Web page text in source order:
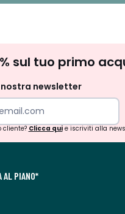
sul tuo primo
newsletter
cliente? Clicca quie iscriviti alla
AL PIANO*